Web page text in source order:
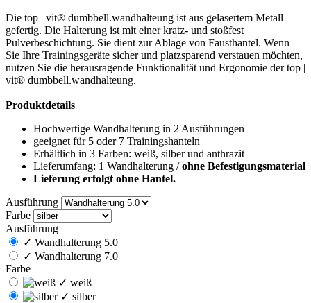
Die top | vit® dumbbell.wandhalteung ist aus gelasertem Metall
gefertig. Die Halterung ist mit einer kratz- und stoßfest
Pulverbeschichtung. Sie dient zur Ablage von Fausthantel. Wenn
Sie Ihre Trainingsgeräte sicher und platzsparend verstauen möchten,
nutzen Sie die herausragende Funktionalität und Ergonomie der top |
vit® dumbbell.wandhalteung.
Produktdetails
Hochwertige Wandhalterung in 2 Ausführungen
geeignet für 5 oder 7 Trainingshanteln
Erhältlich in 3 Farben: weiß, silber und anthrazit
Lieferumfang: 1 Wandhalterung /ohne Befestigungsmaterial
Lieferung erfolgt ohne Hantel.
Ausführung
Farbe
Ausführung
✓ Wandhalterung 5.0
✓ Wandhalterung 7.0
Farbe
✓ weiß
✓ silber